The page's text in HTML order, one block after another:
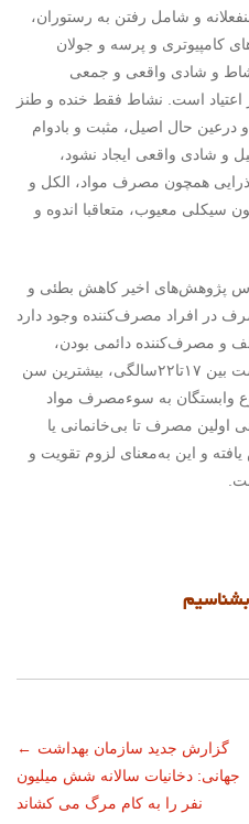
و شامل رفتن به رستوران،
کامپیوتری و پرسه و جولان
و شادی واقعی و جمعی
اعتیاد است. نشاط فقط خنده و طنز
حال اصیل، مثبت و بادوام
و شادی واقعی ایجاد نشود،
همچون مصرف مواد، الکل و
معیوب، متعاقبا اندوه و
پژوهش‌های اخیر کاهش بطئی و
در افراد مصرف‌کننده وجود دارد
و مصرف‌کننده دائمی بودن،
نبودن، متغیراست،اما آنچه مسلم است بین ۱۷تا۲۲سالگی، بیشترین سن
شیوع وابستگان به سوءمصرف مواد
مصرف تا بی‌خانمانی یا
و این به‌معنای لزوم تقویت و
← گزارش جدید سازمان بهداشت
جهانی: دخانیات سالانه شش میلیون
نفر را به کام مرگ می کشاند